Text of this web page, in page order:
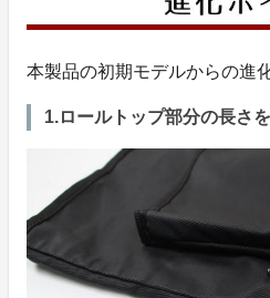
本製品の初期モデルからの進
1.ロールトップ部分の長さ